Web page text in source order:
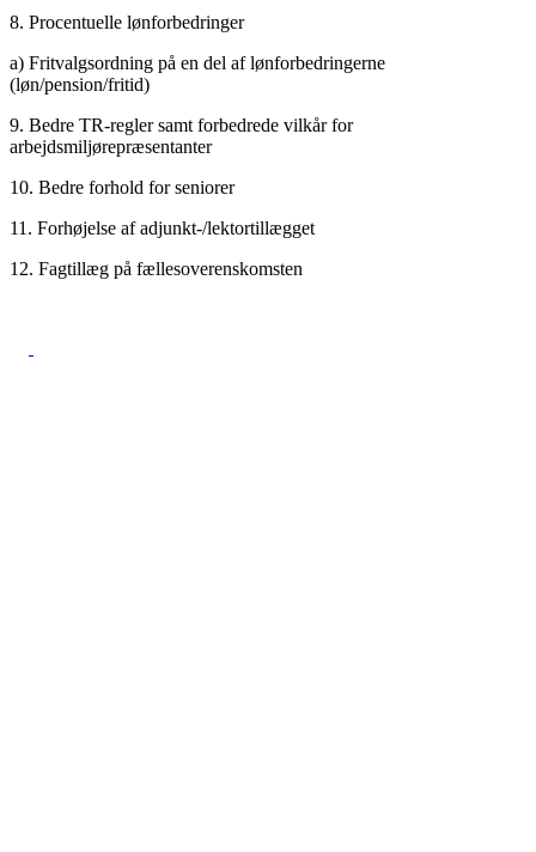
8. Procentuelle lønforbedringer
a) Fritvalgsordning på en del af lønforbedringerne
(løn/pension/fritid)
9. Bedre TR-regler samt forbedrede vilkår for
arbejdsmiljørepræsentanter
10. Bedre forhold for seniorer
11. Forhøjelse af adjunkt-/lektortillægget
12. Fagtillæg på fællesoverenskomsten